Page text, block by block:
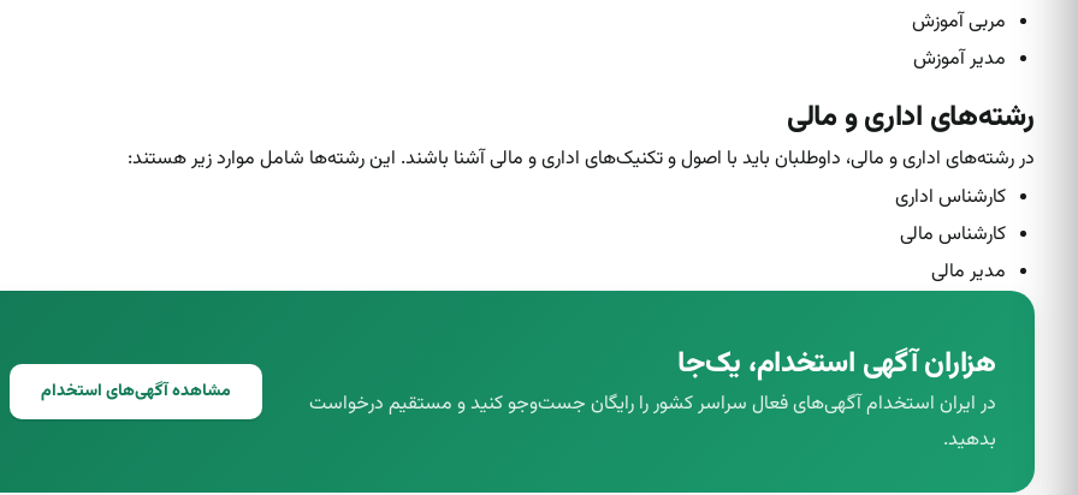
مربی آموزش
مدیر آموزش
رشته‌های اداری و مالی
در رشته‌های اداری و مالی، داوطلبان باید با اصول و تکنیک‌های اداری و مالی آشنا باشند. این رشته‌ها شامل موارد زیر هستند:
کارشناس اداری
کارشناس مالی
مدیر مالی
هزاران آگهی استخدام، یک‌جا
در ایران استخدام آگهی‌های فعال سراسر کشور را رایگان جست‌وجو کنید و مستقیم درخواست
بدهید.
مشاهده آگهی‌های استخدام